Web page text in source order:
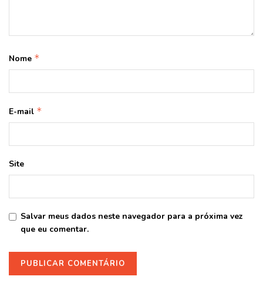
Nome *
E-mail *
Site
Salvar meus dados neste navegador para a próxima vez
que eu comentar.